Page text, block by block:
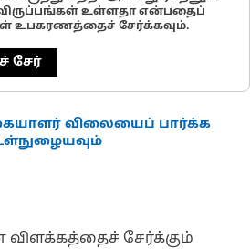
விருப்பங்கள் உள்ளதா என்பதைப்
உபகரணத்தைச் சேர்க்கவும்.
சேர்
விலையைப் பார்க்க
விளக்கத்தைச் சேர்க்கும்